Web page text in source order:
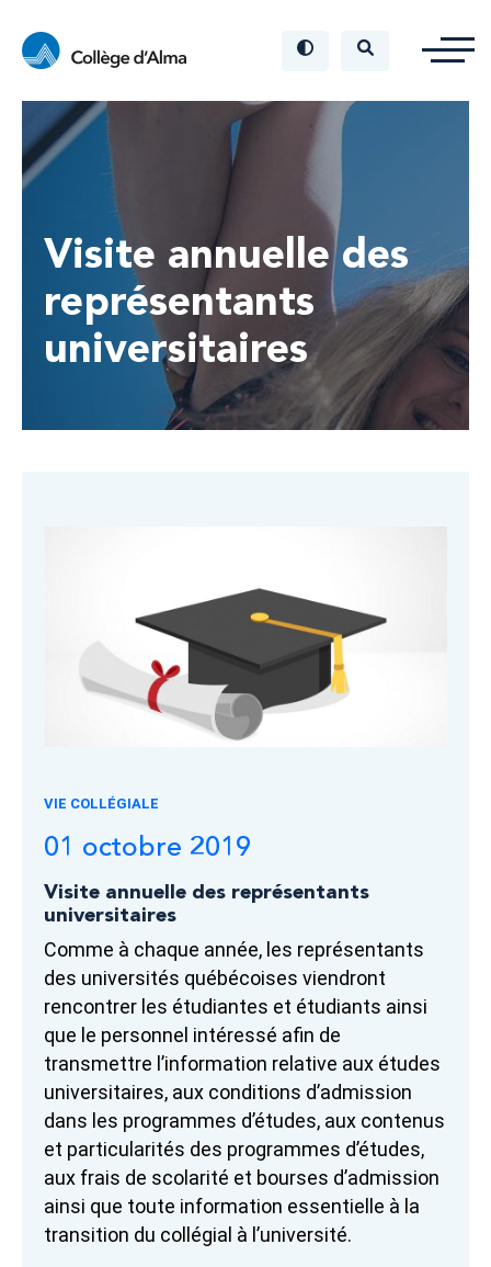
Visite annuelle des
représentants
universitaires
VIE COLLÉGIALE
01 octobre 2019
Visite annuelle des représentants
universitaires
Comme à chaque année, les représentants
des universités québécoises viendront
rencontrer les étudiantes et étudiants ainsi
que le personnel intéressé afin de
transmettre l’information relative aux études
universitaires, aux conditions d’admission
dans les programmes d’études, aux contenus
et particularités des programmes d’études,
aux frais de scolarité et bourses d’admission
ainsi que toute information essentielle à la
transition du collégial à l’université.